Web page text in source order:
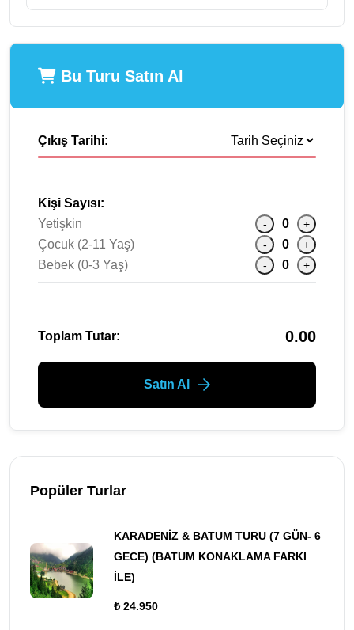
Bu Turu Satın Al
Çıkış Tarihi:
Kişi Sayısı:
Yetişkin
- 0 +
Çocuk (2-11 Yaş) - 0 +
Bebek (0-3 Yaş) - 0 +
Toplam Tutar: 0.00
Satın Al
Popüler Turlar
KARADENİZ & BATUM TURU (7 GÜN- 6
GECE) (BATUM KONAKLAMA FARKI
İLE)
₺ 24.950